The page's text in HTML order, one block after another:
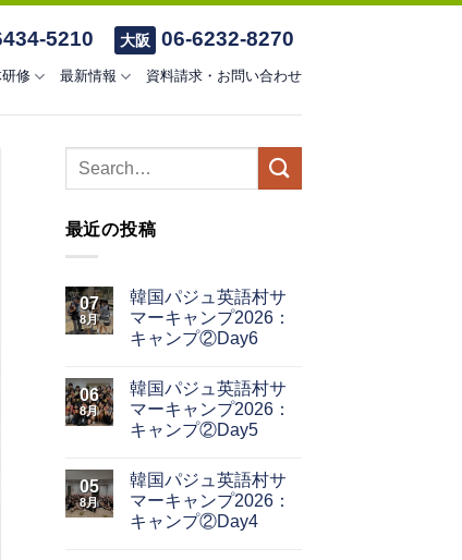
5210 大阪 06-6232-8270
研修 最新情報 資料請求・お問い合わせ
最近の投稿
07
8月
韓国パジュ英語村サ
マーキャンプ2026：
キャンプ②Day6
06
8月
韓国パジュ英語村サ
マーキャンプ2026：
キャンプ②Day5
05
8月
韓国パジュ英語村サ
マーキャンプ2026：
キャンプ②Day4